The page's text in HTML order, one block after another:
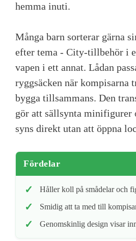
hemma inuti.
Många barn sorterar gärna
efter tema - City-tillbehör i
vapen i ett annat. Lådan
ryggsäcken när kompisarna
bygga tillsammans. Den
gör att sällsynta minifigurer
syns direkt utan att öppna
Fördelar
Håller koll på smådelar och
Smidig att ta med till
Genomskinlig design visar